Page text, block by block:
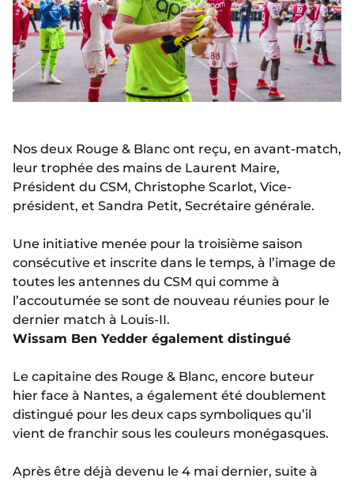
Nos deux Rouge & Blanc ont reçu, en avant-match,
leur trophée des mains de Laurent Maire,
Président du CSM, Christophe Scarlot, Vice-
président, et Sandra Petit, Secrétaire générale.
Une initiative menée pour la troisième saison
consécutive et inscrite dans le temps, à l’image de
toutes les antennes du CSM qui comme à
l’accoutumée se sont de nouveau réunies pour le
dernier match à Louis-II.
Wissam Ben Yedder également distingué
Le capitaine des Rouge & Blanc, encore buteur
hier face à Nantes, a également été doublement
distingué pour les deux caps symboliques qu’il
vient de franchir sous les couleurs monégasques.
Après être déjà devenu le 4 mai dernier, suite à